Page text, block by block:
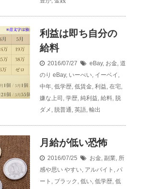
利益は即ち自分の
給料
2016/07/27 eBay, お金, 道
のり eBay, いーべい, イーベイ ,
中年, 低学歴, 低賃金, 利益, 在宅,
嫌な上司 , 学歴, 純利益, 給料, 脱
ダメ , 脱普通, 英語, 輸出
月給が低い恐怖
2016/07/25 お金, 副業, 所
感や思い やすい, アルバイト , パ
ート , ブラック , 低い, 低学歴, 低